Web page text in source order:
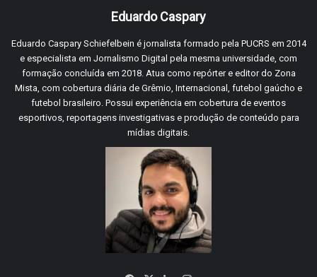
Eduardo Caspary
Eduardo Caspary Schiefelbein é jornalista formado pela PUCRS em 2014
e especialista em Jornalismo Digital pela mesma universidade, com
formação concluída em 2018. Atua como repórter e editor do Zona
Mista, com cobertura diária de Grêmio, Internacional, futebol gaúcho e
futebol brasileiro. Possui experiência em cobertura de eventos
esportivos, reportagens investigativas e produção de conteúdo para
mídias digitais.